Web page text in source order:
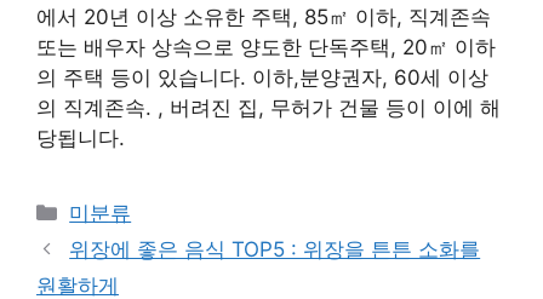
에서 20년 이상 소유한 주택, 85㎡ 이하, 직계존속
또는 배우자 상속으로 양도한 단독주택, 20㎡ 이하
의 주택 등이 있습니다. 이하,분양권자, 60세 이상
의 직계존속. , 버려진 집, 무허가 건물 등이 이에 해
당됩니다.
Categories
미분류
위장에 좋은 음식 TOP5 : 위장을 튼튼 소화를
원활하게